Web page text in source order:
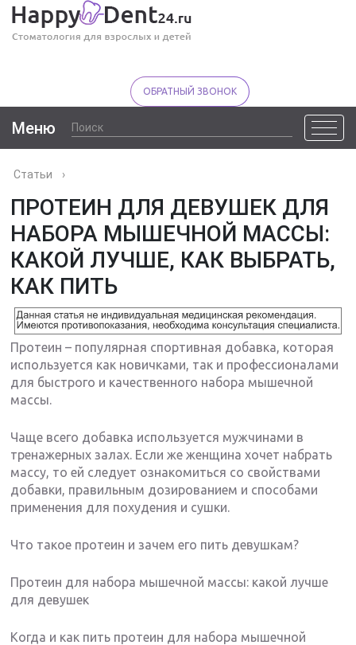
ОБРАТНЫЙ ЗВОНОК
Меню
Статьи ›
ПРОТЕИН ДЛЯ ДЕВУШЕК ДЛЯ
НАБОРА МЫШЕЧНОЙ МАССЫ:
КАКОЙ ЛУЧШЕ, КАК ВЫБРАТЬ,
КАК ПИТЬ
Протеин – популярная спортивная добавка, которая
используется как новичками, так и профессионалами
для быстрого и качественного набора мышечной
массы.
Чаще всего добавка используется мужчинами в
тренажерных залах. Если же женщина хочет набрать
массу, то ей следует ознакомиться со свойствами
добавки, правильным дозированием и способами
применения для похудения и сушки.
Что такое протеин и зачем его пить девушкам?
Протеин для набора мышечной массы: какой лучше
для девушек
Когда и как пить протеин для набора мышечной